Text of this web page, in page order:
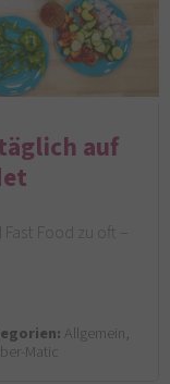
auf
Food zu oft –
Allgemein,
Matic